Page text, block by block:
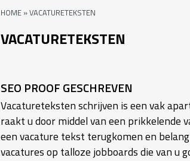
HOME »VACATURETEKSTEN
VACATURETEKSTEN
SEO PROOF GESCHREVEN
Vacatureteksten schrijven is een vak
raakt u door middel van een prikkelende
een vacature tekst terugkomen en
vacatures op talloze jobboards die van u